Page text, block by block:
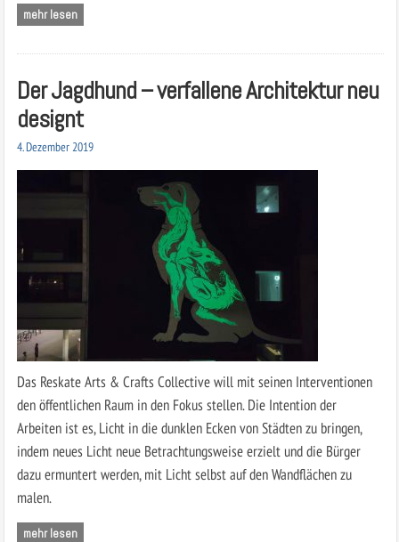
mehr lesen
Der Jagdhund – verfallene Architektur neu
designt
4. Dezember 2019
Das Reskate Arts & Crafts Collective will mit seinen Interventionen
den öffentlichen Raum in den Fokus stellen. Die Intention der
Arbeiten ist es, Licht in die dunklen Ecken von Städten zu bringen,
indem neues Licht neue Betrachtungsweise erzielt und die Bürger
dazu ermuntert werden, mit Licht selbst auf den Wandflächen zu
malen.
mehr lesen